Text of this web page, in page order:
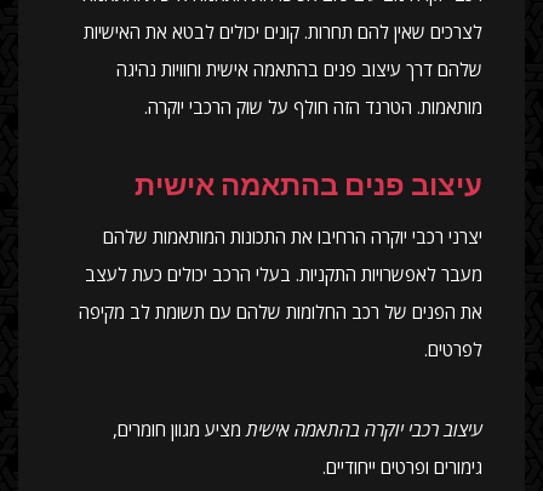
לצרכים שאין להם תחרות. קונים יכולים לבטא את האישיות
שלהם דרך עיצוב פנים בהתאמה אישית וחוויות נהיגה
מותאמות. הטרנד הזה חולף על שוק הרכבי יוקרה.
עיצוב פנים בהתאמה אישית
יצרני רכבי יוקרה הרחיבו את התכונות המותאמות שלהם
מעבר לאפשרויות התקניות. בעלי הרכב יכולים כעת לעצב
את הפנים של רכב החלומות שלהם עם תשומת לב מקיפה
לפרטים.
עיצוב רכבי יוקרה בהתאמה אישיתמציע מגוון חומרים,
גימורים ופרטים ייחודיים.